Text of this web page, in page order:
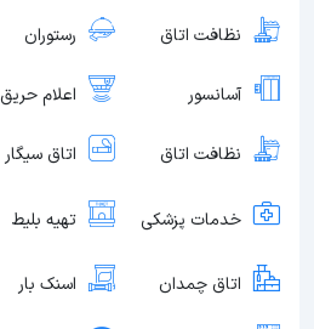
نظافت اتاق رستوران
آسانسور اعلام حریق
نظافت اتاق اتاق سیگار
خدمات پزشکی تهیه بلیط
اتاق چمدان اسنک بار